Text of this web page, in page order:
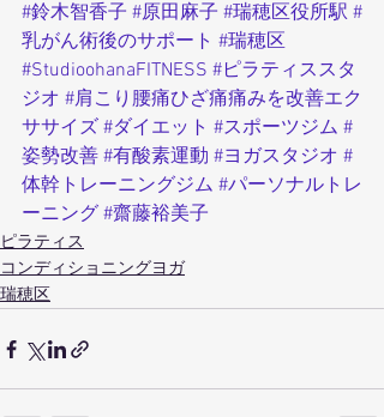
#鈴木智香子 #原田麻子 #瑞穂区役所駅 #
乳がん術後のサポート #瑞穂区
#StudioohanaFITNESS #ピラティススタ
ジオ #肩こり腰痛ひざ痛痛みを改善エク
ササイズ #ダイエット #スポーツジム #
姿勢改善 #有酸素運動 #ヨガスタジオ #
体幹トレーニングジム #パーソナルトレ
ーニング #齋藤裕美子
ピラティス
コンディショニングヨガ
瑞穂区